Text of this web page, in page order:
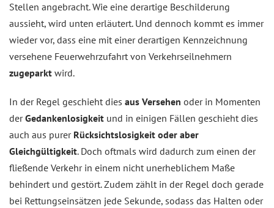
Stellen angebracht. Wie eine derartige Beschilderung
aussieht, wird unten erläutert. Und dennoch kommt es immer
wieder vor, dass eine mit einer derartigen Kennzeichnung
versehene Feuerwehrzufahrt von Verkehrseilnehmern
zugeparkt wird.
In der Regel geschieht dies aus Versehen oder in Momenten
derGedankenlosigkeit und in einigen Fällen geschieht dies
auch aus purer Rücksichtslosigkeit oder aber
Gleichgültigkeit. Doch oftmals wird dadurch zum einen der
fließende Verkehr in einem nicht unerheblichem Maße
behindert und gestört. Zudem zählt in der Regel doch gerade
bei Rettungseinsätzen jede Sekunde, sodass das Halten oder